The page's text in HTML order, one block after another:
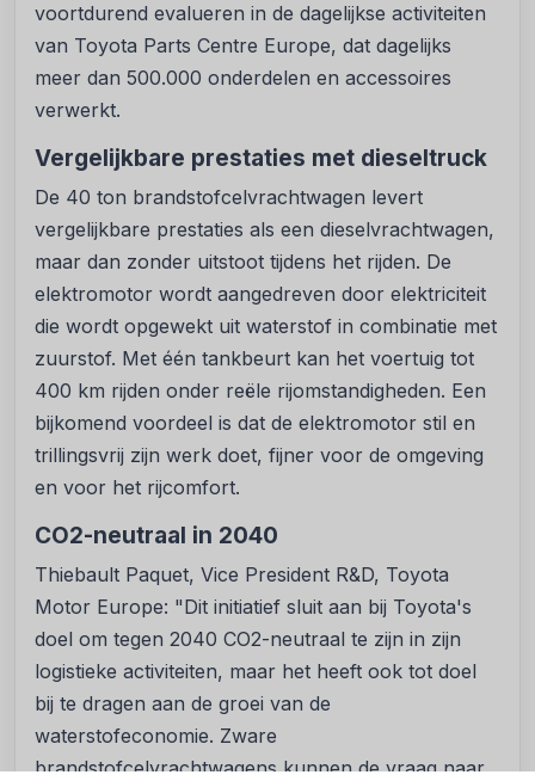
voortdurend evalueren in de dagelijkse activiteiten
van Toyota Parts Centre Europe, dat dagelijks
meer dan 500.000 onderdelen en accessoires
verwerkt.
Vergelijkbare prestaties met dieseltruck
De 40 ton brandstofcelvrachtwagen levert
vergelijkbare prestaties als een dieselvrachtwagen,
maar dan zonder uitstoot tijdens het rijden. De
elektromotor wordt aangedreven door elektriciteit
die wordt opgewekt uit waterstof in combinatie met
zuurstof. Met één tankbeurt kan het voertuig tot
400 km rijden onder reële rijomstandigheden. Een
bijkomend voordeel is dat de elektromotor stil en
trillingsvrij zijn werk doet, fijner voor de omgeving
en voor het rijcomfort.
CO2-neutraal in 2040
Thiebault Paquet, Vice President R&D, Toyota
Motor Europe: "Dit initiatief sluit aan bij Toyota's
doel om tegen 2040 CO2-neutraal te zijn in zijn
logistieke activiteiten, maar het heeft ook tot doel
bij te dragen aan de groei van de
waterstofeconomie. Zware
brandstofcelvrachtwagens kunnen de vraag naar